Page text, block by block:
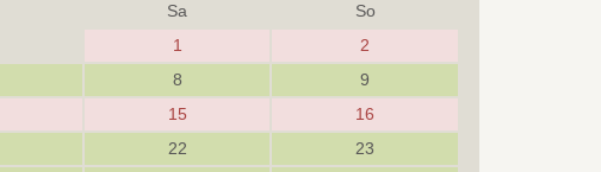
Sa
So
1
2
8
9
15
16
22
23